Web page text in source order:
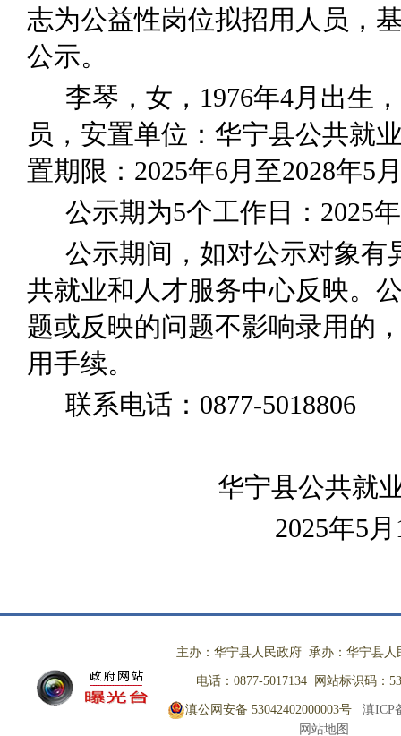
志为公益性岗位拟招用人员，
公示。
李琴 ， 女 ， 1976年4月出生
员，安置单位：华宁县公共就
置期限： 2025年6月至2028年5
公示期为5个工作日 ： 2025年
公示期间，如对公示对象有
共就业和人才服务中心反映。
题或反映的问题不影响录用的
用手续。
联系电话： 0877-5018806
华宁县公共就
2025年5月
主办：华宁县人民政府 承办：华宁县人
电话：0877-5017134 网站标识码：
滇公网安备 53042402000003号
滇ICP
网站地图